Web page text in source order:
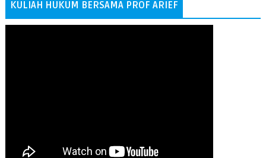
KULIAH HUKUM BERSAMA PROF ARIEF